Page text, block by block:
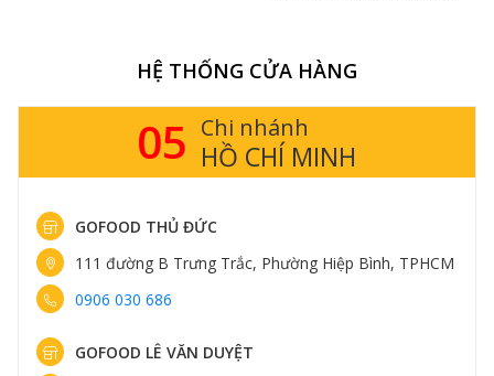
HỆ THỐNG CỬA HÀNG
05 Chi nhánh
HỒ CHÍ MINH
GOFOOD THỦ ĐỨC
111 đường B Trưng Trắc, Phường Hiệp Bình, TPHCM
0906 030 686
GOFOOD LÊ VĂN DUYỆT